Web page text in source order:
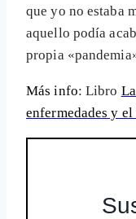
que yo no estaba
aquello podía
propia
Más info: Libro
enfermedades y